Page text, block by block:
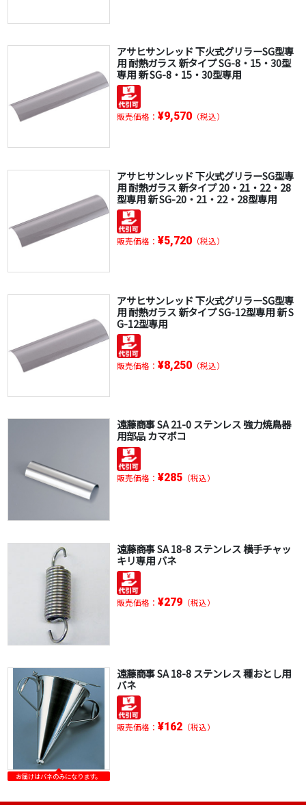
アサヒサンレッド 下火式グリラーSG型専
用 耐熱ガラス 新タイプ SG-8・15・30型
専用 新 SG-8・15・30型専用
販売価格： ¥9,570（税込）
アサヒサンレッド 下火式グリラーSG型専
用 耐熱ガラス 新タイプ 20・21・22・28
型専用 新 SG-20・21・22・28型専用
販売価格： ¥5,720（税込）
アサヒサンレッド 下火式グリラーSG型専
用 耐熱ガラス 新タイプ SG-12型専用 新 S
G-12型専用
販売価格： ¥8,250（税込）
遠藤商事 SA 21-0 ステンレス 強力焼鳥器
用部品 カマボコ
販売価格： ¥285（税込）
遠藤商事 SA 18-8 ステンレス 横手チャッ
キリ専用 バネ
販売価格： ¥279（税込）
お届けはバネのみになります。
遠藤商事 SA 18-8 ステンレス 種おとし用
バネ
販売価格： ¥162（税込）